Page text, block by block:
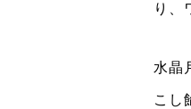
り、
水晶
こし